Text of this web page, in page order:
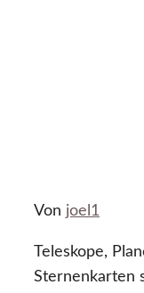
Von joel1
Teleskope,
Sternenkarten